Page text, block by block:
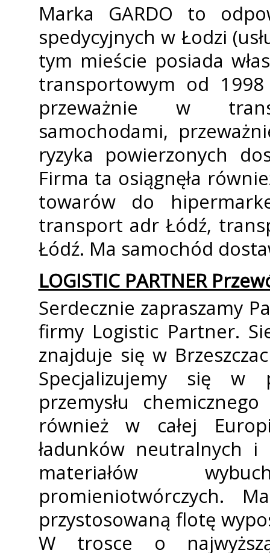
Marka GARDO to
spedycyjnych w Łodzi
tym mieście posiada
transportowym od
przeważnie w
samochodami,
ryzyka powierzonych
Firma ta osiągnęła
towarów do
transport adr Łódź,
Łódź. Ma samochód
LOGISTIC PARTNER
Serdecznie zapraszamy
firmy Logistic Partner.
znajduje się w
Specjalizujemy się w
przemysłu
również w całej
ładunków neutralnych i
materiałów
promieniotwórczych.
przystosowaną flotę
W trosce o